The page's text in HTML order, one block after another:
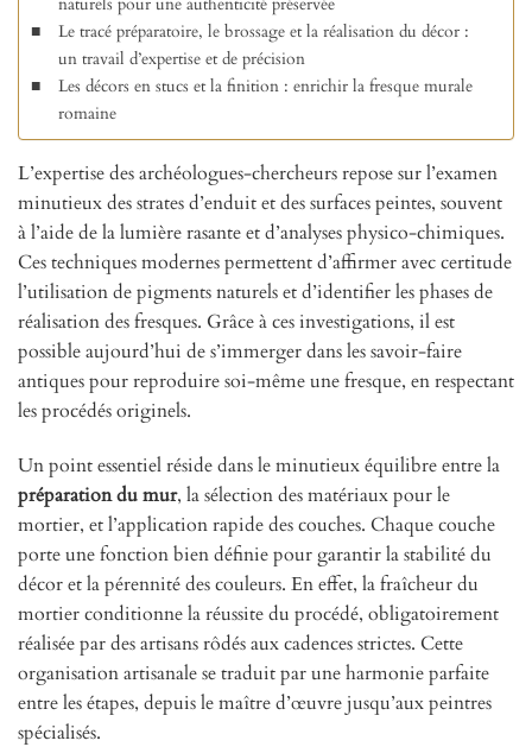
Le tracé préparatoire, le brossage et la réalisation du décor :
un travail d’expertise et de précision
Les décors en stucs et la finition : enrichir la fresque murale
romaine
L’expertise des archéologues-chercheurs repose sur l’examen
minutieux des strates d’enduit et des surfaces peintes, souvent
à l’aide de la lumière rasante et d’analyses physico-chimiques.
Ces techniques modernes permettent d’affirmer avec certitude
l’utilisation de pigments naturels et d’identifier les phases de
réalisation des fresques. Grâce à ces investigations, il est
possible aujourd’hui de s’immerger dans les savoir-faire
antiques pour reproduire soi-même une fresque, en respectant
les procédés originels.
Un point essentiel réside dans le minutieux équilibre entre la
préparation du mur, la sélection des matériaux pour le
mortier, et l’application rapide des couches. Chaque couche
porte une fonction bien définie pour garantir la stabilité du
décor et la pérennité des couleurs. En effet, la fraîcheur du
mortier conditionne la réussite du procédé, obligatoirement
réalisée par des artisans rôdés aux cadences strictes. Cette
organisation artisanale se traduit par une harmonie parfaite
entre les étapes, depuis le maître d’œuvre jusqu’aux peintres
spécialisés.